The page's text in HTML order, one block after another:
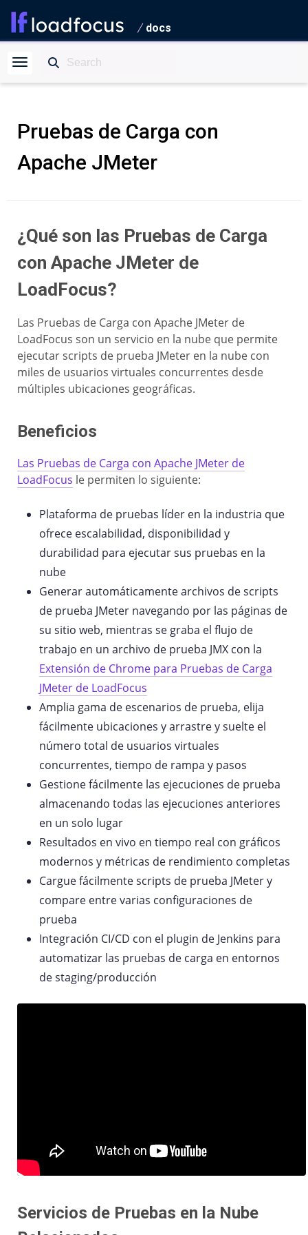
docs
Pruebas de Carga con
Apache JMeter
¿Qué son las Pruebas de Carga
con Apache JMeter de
LoadFocus?
Las Pruebas de Carga con Apache JMeter de
LoadFocus son un servicio en la nube que permite
ejecutar scripts de prueba JMeter en la nube con
miles de usuarios virtuales concurrentes desde
múltiples ubicaciones geográficas.
Beneficios
Las Pruebas de Carga con Apache JMeter de
LoadFocus le permiten lo siguiente:
Plataforma de pruebas líder en la industria que
ofrece escalabilidad, disponibilidad y
durabilidad para ejecutar sus pruebas en la
nube
Generar automáticamente archivos de scripts
de prueba JMeter navegando por las páginas de
su sitio web, mientras se graba el flujo de
trabajo en un archivo de prueba JMX con la
Extensión de Chrome para Pruebas de Carga
JMeter de LoadFocus
Amplia gama de escenarios de prueba, elija
fácilmente ubicaciones y arrastre y suelte el
número total de usuarios virtuales
concurrentes, tiempo de rampa y pasos
Gestione fácilmente las ejecuciones de prueba
almacenando todas las ejecuciones anteriores
en un solo lugar
Resultados en vivo en tiempo real con gráficos
modernos y métricas de rendimiento completas
Cargue fácilmente scripts de prueba JMeter y
compare entre varias configuraciones de
prueba
Integración CI/CD con el plugin de Jenkins para
automatizar las pruebas de carga en entornos
de staging/producción
Servicios de Pruebas en la Nube